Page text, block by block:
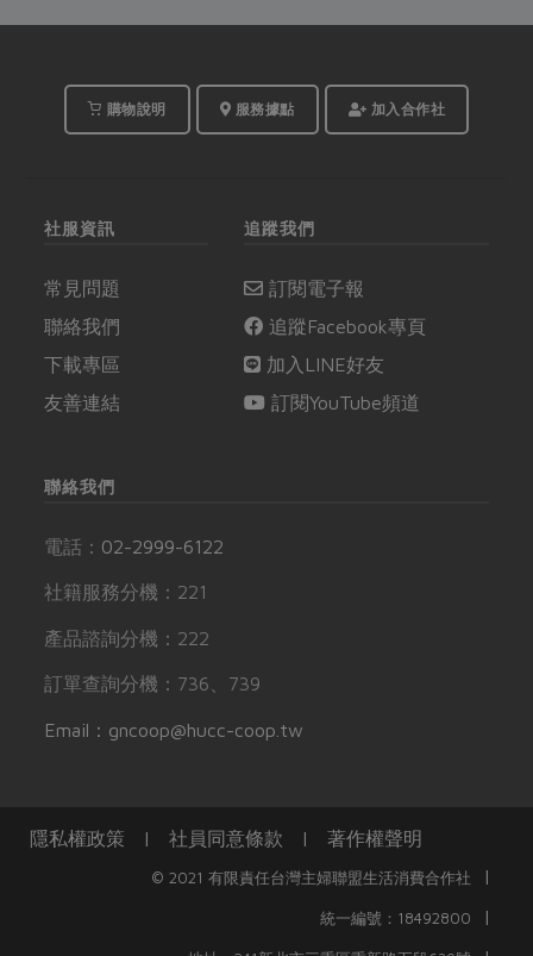
季節盛產的鮮果、各式
氣的桂圓，在她們巧妙
地運用下，都成為風味
餚，為即將降溫的季節
購物說明 服務據點 加入合作社
社服資訊
常見問題
聯絡我們
下載專區
友善連結
追蹤我們
訂閱電子報
追蹤Facebook專頁
加入LINE好友
訂閱YouTube頻道
聯絡我們
電話： 02-2999-6122
社籍服務分機：221
產品諮詢分機：222
訂單查詢分機：736、739
Email：gncoop@hucc-coop.tw
隱私權政策 | 社員同意條款 | 著作權聲明
© 2021 有限責任台灣主婦聯盟生活消費合作社 |
統一編號：18492800 |